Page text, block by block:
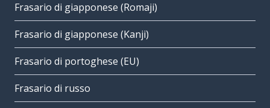
Frasario di giapponese (Romaji)
Frasario di giapponese (Kanji)
Frasario di portoghese (EU)
Frasario di russo